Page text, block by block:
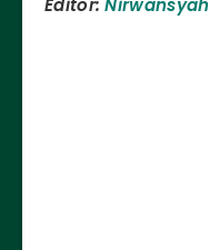
Editor:Nirwansyah